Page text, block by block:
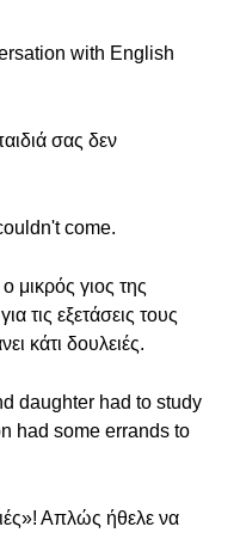
with English
σας δεν
come.
γιος της
τις εξετάσεις τους
κάτι δουλειές.
daughter had to study
had some errands to
Απλώς ήθελε να